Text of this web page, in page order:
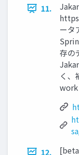
11.
ータ
存の
く、
work
12.